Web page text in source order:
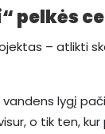
pelkės
– atlikti
lygį
o tik ten,